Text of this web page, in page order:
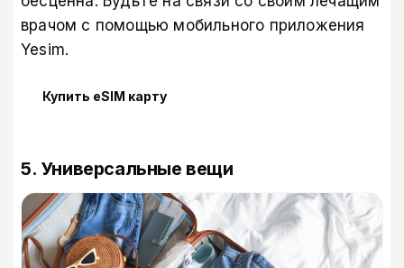
врачом с помощью мобильного приложения
Yesim.
Купить eSIM карту
5. Универсальные вещи